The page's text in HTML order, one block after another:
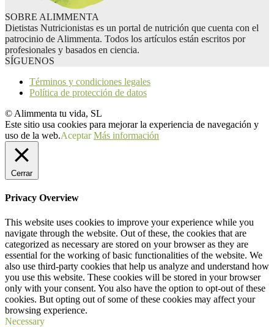
SOBRE ALIMMENTA
Dietistas Nutricionistas es un portal de nutrición que cuenta con el
patrocinio de Alimmenta. Todos los artículos están escritos por
profesionales y basados en ciencia.
SÍGUENOS
Términos y condiciones legales
Política de protección de datos
© Alimmenta tu vida, SL
Este sitio usa cookies para mejorar la experiencia de navegación y
uso de la web.Aceptar Más información
Cerrar
Privacy Overview
This website uses cookies to improve your experience while you
navigate through the website. Out of these, the cookies that are
categorized as necessary are stored on your browser as they are
essential for the working of basic functionalities of the website. We
also use third-party cookies that help us analyze and understand how
you use this website. These cookies will be stored in your browser
only with your consent. You also have the option to opt-out of these
cookies. But opting out of some of these cookies may affect your
browsing experience.
Necessary